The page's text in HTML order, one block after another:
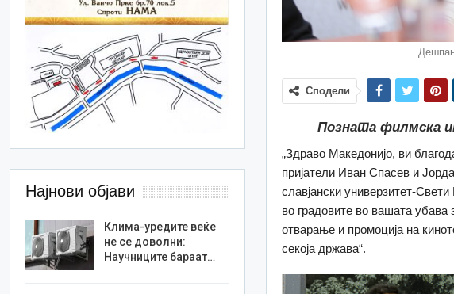
Сподели
Позната филмска
„Здраво Македонијо, ви
пријатели Иван Спасев и
славјански универзитет-
во градовите во вашата
отварање и промоција на
секоја држава“.
Најнови објави
Клима-уредите веќе
не се доволни:
Научниците бараат…